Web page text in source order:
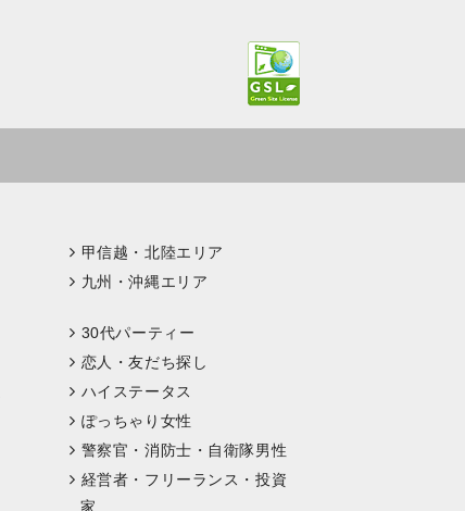
甲信越・北陸エリア
九州・沖縄エリア
30代パーティー
恋人・友だち探し
ハイステータス
ぽっちゃり女性
警察官・消防士・自衛隊男性
経営者・フリーランス・投資
家